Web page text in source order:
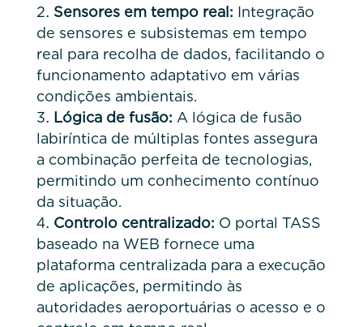
Sensores em tempo real: Integração
de sensores e subsistemas em tempo
real para recolha de dados, facilitando o
funcionamento adaptativo em várias
condições ambientais.
Lógica de fusão: A lógica de fusão
labiríntica de múltiplas fontes assegura
a combinação perfeita de tecnologias,
permitindo um conhecimento contínuo
da situação.
Controlo centralizado: O portal TASS
baseado na WEB fornece uma
plataforma centralizada para a execução
de aplicações, permitindo às
autoridades aeroportuárias o acesso e o